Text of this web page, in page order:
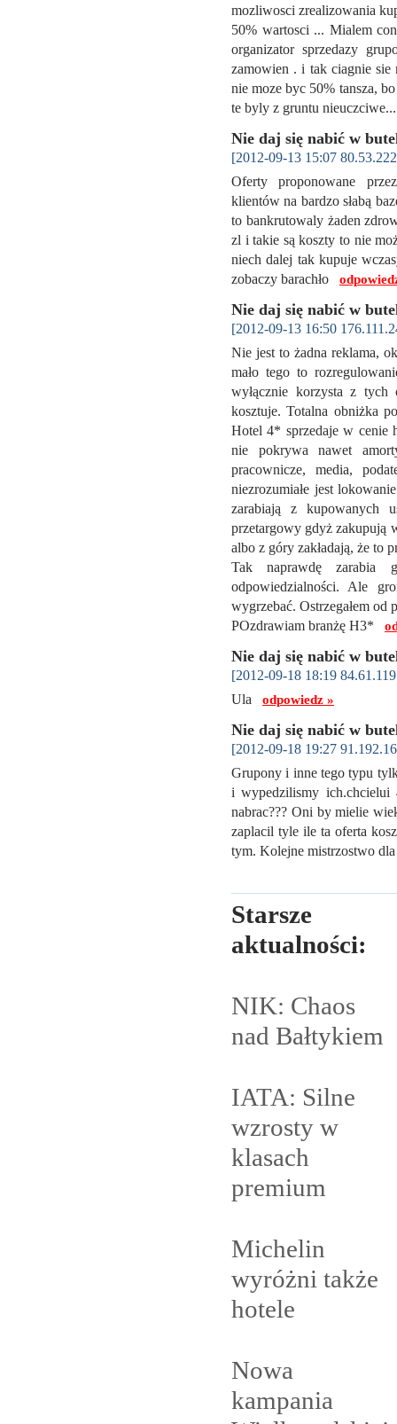
mozliwosci zrealizowania
50% wartosci ... Mialem
organizator sprzedazy
zamowien . i tak ciagnie sie
nie moze byc 50% tansza,
te byly z gruntu
Nie daj się nabić w
[2012-09-13 15:07
Oferty proponowane
klientów na bardzo słabą
to bankrutowaly żaden
zl i takie są koszty to nie
niech dalej tak kupuje
zobaczy barachło
Nie daj się nabić w
[2012-09-13 16:50
Nie jest to żadna reklama,
mało tego to
wyłącznie korzysta z
kosztuje. Totalna obniżka
Hotel 4* sprzedaje w cenie
nie pokrywa nawet
pracownicze, media,
niezrozumiałe jest
zarabiają z kupowanych
przetargowy gdyż zakupują
albo z góry zakładają, że to
Tak naprawdę zarabia
odpowiedzialności. Ale
wygrzebać. Ostrzegałem
POzdrawiam branżę H3*
Nie daj się nabić w
[2012-09-18 18:19
Ula odpowiedz »
Nie daj się nabić w
[2012-09-18 19:27
Grupony i inne tego typu
i wypedzilismy
nabrac??? Oni by mielie
zaplacil tyle ile ta oferta
tym. Kolejne mistrzostwo
Starsze
aktualności:
NIK: Chaos
nad Bałtykiem
IATA: Silne
wzrosty w
klasach
premium
Michelin
wyróżni także
hotele
Nowa
kampania